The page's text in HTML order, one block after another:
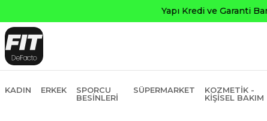
KADIN ERKEK
SPORCU
BESINLERI
SÜPERMARKET
KOZMETIK -
KIŞISEL BAKIM